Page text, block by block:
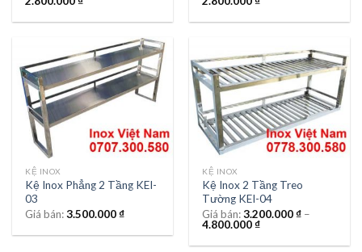
KỆ INOX
Kệ Inox Phẳng 2 Tầng KEI-
03
Giá bán:3.500.000₫
KỆ INOX
Kệ Inox 2 Tầng Treo
Tường KEI-04
Giá bán:3.200.000₫ –
4.800.000₫